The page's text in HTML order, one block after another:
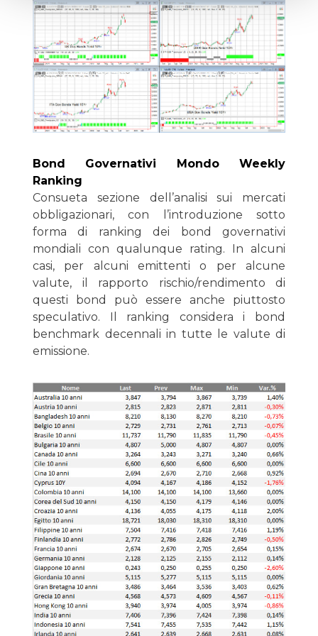
Bond Governativi Mondo Weekly
Ranking
Consueta sezione dell’analisi sui mercati
obbligazionari, con l’introduzione sotto
forma di ranking dei bond governativi
mondiali con qualunque rating. In alcuni
casi, per alcuni emittenti o per alcune
valute, il rapporto rischio/rendimento di
questi bond può essere anche piuttosto
speculativo. Il ranking considera i bond
benchmark decennali in tutte le valute di
emissione.